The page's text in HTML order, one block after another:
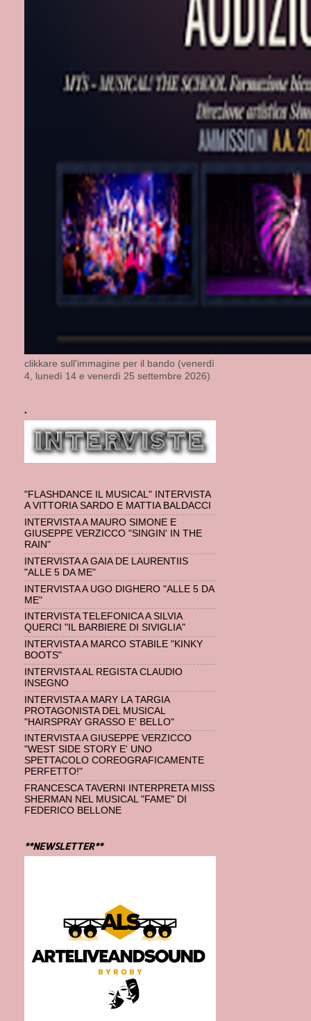
Post più
Iscriviti a:
clikkare sull'immagine per il bando (venerdì
4, lunedì 14 e venerdì 25 settembre 2026)
.
"FLASHDANCE IL MUSICAL" INTERVISTA
A VITTORIA SARDO E MATTIA BALDACCI
INTERVISTA A MAURO SIMONE E
GIUSEPPE VERZICCO "SINGIN' IN THE
RAIN"
INTERVISTA A GAIA DE LAURENTIIS
"ALLE 5 DA ME"
INTERVISTA A UGO DIGHERO "ALLE 5 DA
ME"
INTERVISTA TELEFONICA A SILVIA
QUERCI "IL BARBIERE DI SIVIGLIA"
INTERVISTA A MARCO STABILE "KINKY
BOOTS"
INTERVISTA AL REGISTA CLAUDIO
INSEGNO
INTERVISTA A MARY LA TARGIA
PROTAGONISTA DEL MUSICAL
"HAIRSPRAY GRASSO E' BELLO"
INTERVISTA A GIUSEPPE VERZICCO
"WEST SIDE STORY E' UNO
SPETTACOLO COREOGRAFICAMENTE
PERFETTO!"
FRANCESCA TAVERNI INTERPRETA MISS
SHERMAN NEL MUSICAL "FAME" DI
FEDERICO BELLONE
**NEWSLETTER**